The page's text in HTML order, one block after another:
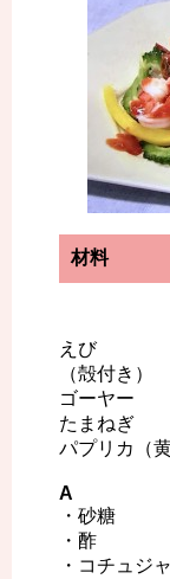
材料
えび
（殻付き）
ゴーヤ
たまね
パプリカ
A
・砂糖
・酢
・コチュ